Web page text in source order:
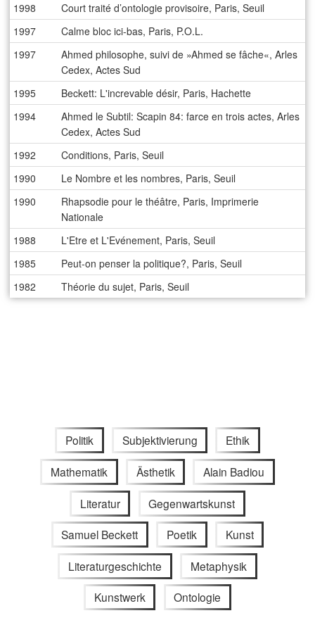
1998
Court traité d’ontologie provisoire, Paris, Seuil
1997
Calme bloc ici-bas, Paris, P.O.L.
1997
Ahmed philosophe, suivi de »Ahmed se fâche«, Arles
Cedex, Actes Sud
1995
Beckett: L'increvable désir, Paris, Hachette
1994
Ahmed le Subtil: Scapin 84: farce en trois actes, Arles
Cedex, Actes Sud
1992
Conditions, Paris, Seuil
1990
Le Nombre et les nombres, Paris, Seuil
1990
Rhapsodie pour le théâtre, Paris, Imprimerie
Nationale
1988
L'Etre et L'Evénement, Paris, Seuil
1985
Peut-on penser la politique?, Paris, Seuil
1982
Théorie du sujet, Paris, Seuil
Politik Subjektivierung Ethik
Mathematik Ästhetik Alain Badiou
Literatur Gegenwartskunst
Samuel Beckett Poetik Kunst
Literaturgeschichte Metaphysik
Kunstwerk Ontologie